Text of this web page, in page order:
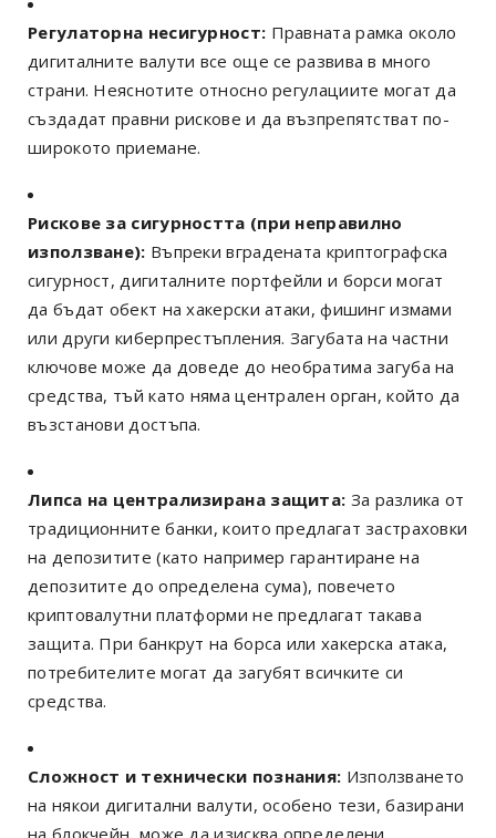
Регулаторна несигурност: Правната рамка около
дигиталните валути все още се развива в много
страни. Неяснотите относно регулациите могат да
създадат правни рискове и да възпрепятстват по-
широкото приемане.
Рискове за сигурността (при неправилно
използване): Въпреки вградената криптографска
сигурност, дигиталните портфейли и борси могат
да бъдат обект на хакерски атаки, фишинг измами
или други киберпрестъпления. Загубата на частни
ключове може да доведе до необратима загуба на
средства, тъй като няма централен орган, който да
възстанови достъпа.
Липса на централизирана защита: За разлика от
традиционните банки, които предлагат застраховки
на депозитите (като например гарантиране на
депозитите до определена сума), повечето
криптовалутни платформи не предлагат такава
защита. При банкрут на борса или хакерска атака,
потребителите могат да загубят всичките си
средства.
Сложност и технически познания: Използването
на някои дигитални валути, особено тези, базирани
на блокчейн, може да изисква определени